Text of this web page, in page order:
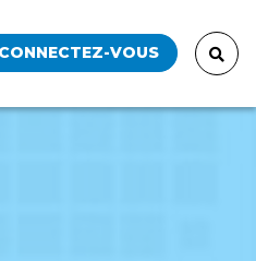
CONNECTEZ-VOUS